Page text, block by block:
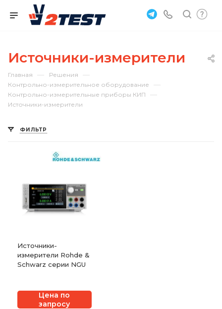
Источники-измерители
Главная — Решения —
Контрольно-измерительное оборудование —
Контрольно-измерительные приборы КИП —
Источники-измерители
ФИЛЬТР
Источники-
измерители Rohde &
Schwarz серии NGU
Цена по
запросу